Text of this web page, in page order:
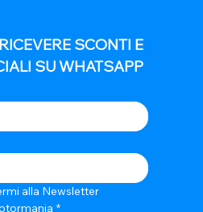
SCONTI E
SU WHATSAPP
alla Newsletter
*